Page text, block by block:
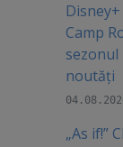
Camp
noutăți
„As if!”